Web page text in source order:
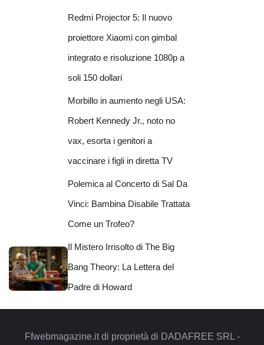
Redmi Projector 5: Il nuovo
proiettore Xiaomi con gimbal
integrato e risoluzione 1080p a
soli 150 dollari
Morbillo in aumento negli USA:
Robert Kennedy Jr., noto no
vax, esorta i genitori a
vaccinare i figli in diretta TV
Polemica al Concerto di Sal Da
Vinci: Bambina Disabile Trattata
Come un Trofeo?
Il Mistero Irrisolto di The Big
Bang Theory: La Lettera del
Padre di Howard
Ffwebmagazine.it di proprietà di DADAFREE SRL -